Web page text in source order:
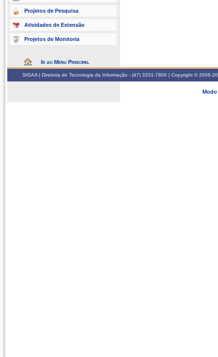
Projetos de Pesquisa
Atividades de Extensão
Projetos de Monitoria
Ir ao Menu Principal
SIGAA | Diretoria de Tecnologia da Informação - (47) 3331-7800 | Copyright © 2006-
Modo